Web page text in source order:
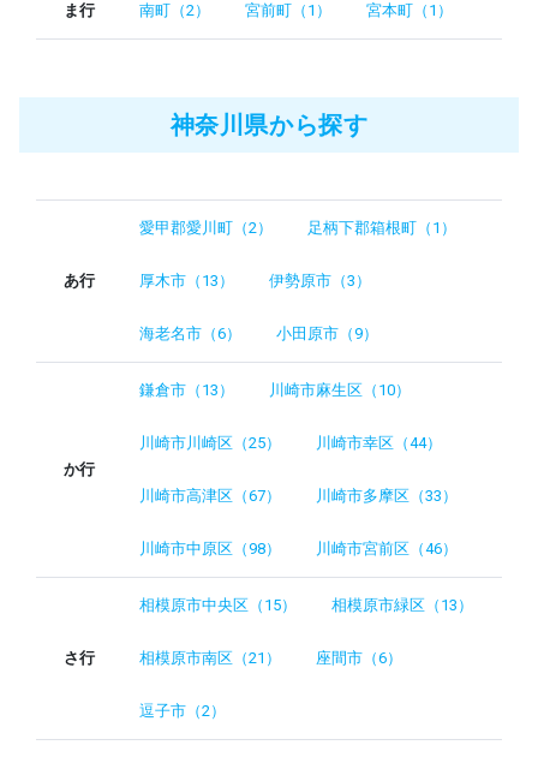
ま行 南町（2） 宮前町（1） 宮本町（1）
神奈川県から探す
あ行
愛甲郡愛川町（2） 足柄下郡箱根町（1）
厚木市（13） 伊勢原市（3）
海老名市（6） 小田原市（9）
か行
鎌倉市（13） 川崎市麻生区（10）
川崎市川崎区（25） 川崎市幸区（44）
川崎市高津区（67） 川崎市多摩区（33）
川崎市中原区（98） 川崎市宮前区（46）
さ行
相模原市中央区（15） 相模原市緑区（13）
相模原市南区（21） 座間市（6）
逗子市（2）